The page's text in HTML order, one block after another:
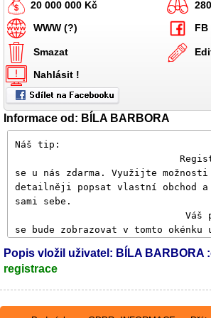
20 000 000 Kč
WWW (?)
Smazat
Nahlásit !
Informace od: BÍLA BARBORA
Popis vložil uživatel: BÍLA BARBORA
registrace